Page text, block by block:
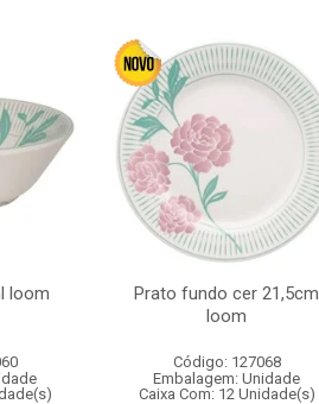
loom
Prato fundo cer 21,5cm
loom
Código: 127068
Embalagem: Unidade
Caixa Com: 12 Unidade(s)